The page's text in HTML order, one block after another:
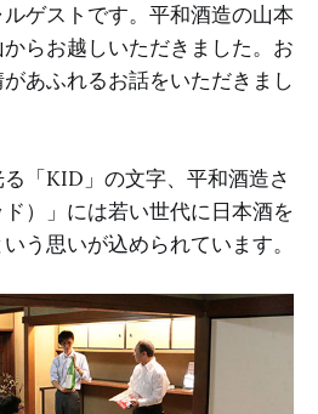
ゲストです。平和酒造の山本
らお越しいただきました。お
あふれるお話をいただきまし
「KID」の文字、平和酒造さ
）」には若い世代に日本酒を
う思いが込められています。